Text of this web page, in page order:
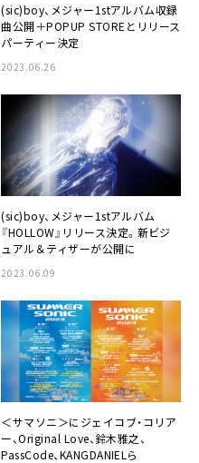
(sic)boy、メジャー1stアルバム収録
曲公開＋POPUP STOREとリリース
パーティー決定
2023.06.26
(sic)boy、メジャー1stアルバム
『HOLLOW』リリース決定。新ビジ
ュアル＆ティザーが公開に
2023.06.09
＜サマソニ＞にジェイコブ・コリア
ー、Original Love、鈴木雅之、
PassCode、KANGDANIELら